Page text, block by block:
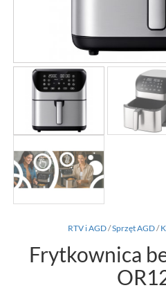
RTV i AGD/Sprzęt AGD/
Frytkownica